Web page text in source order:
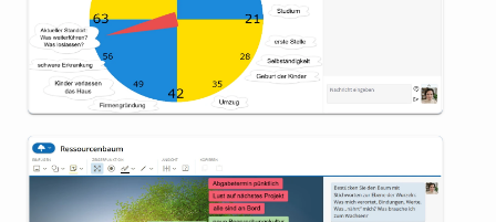
Lebensuhr